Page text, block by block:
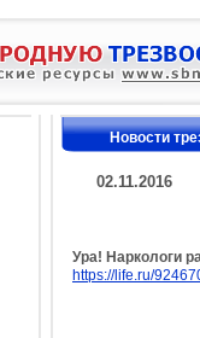
Новости
02.11.2016
Ура! Наркологи
https://life.ru/